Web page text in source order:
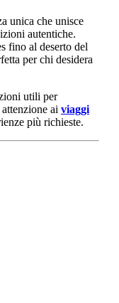
unica che unisce
autentiche.
fino al deserto del
per chi desidera
utili per
ai viaggi
più richieste.